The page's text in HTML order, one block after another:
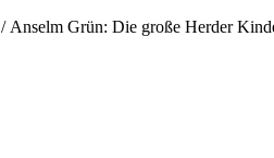
/ Anselm Grün: Die große Herder